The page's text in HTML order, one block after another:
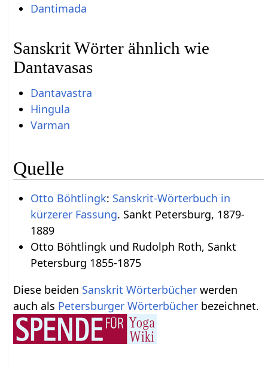
Dantimada
Sanskrit Wörter ähnlich wie
Dantavasas
Dantavastra
Hingula
Varman
Quelle
Otto Böhtlingk: Sanskrit-Wörterbuch in
kürzerer Fassung. Sankt Petersburg, 1879-
1889
Otto Böhtlingk und Rudolph Roth, Sankt
Petersburg 1855-1875
Diese beiden Sanskrit Wörterbücher werden
auch als Petersburger Wörterbücher bezeichnet.